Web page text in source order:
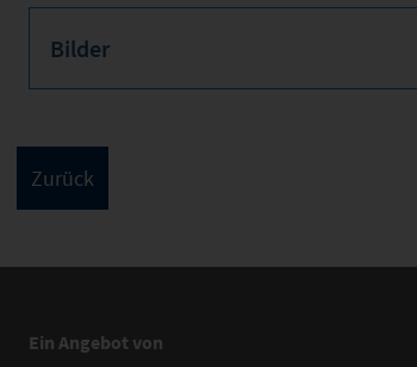
Bilder
Ein Angebot von